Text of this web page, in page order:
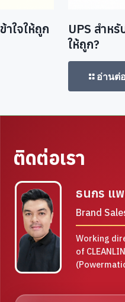
าใจให้ถูก
UPS สำห
ให้ถูก?
อ่านต่อ
ติดต่อเรา
ธนกร แ
Brand
Working
of